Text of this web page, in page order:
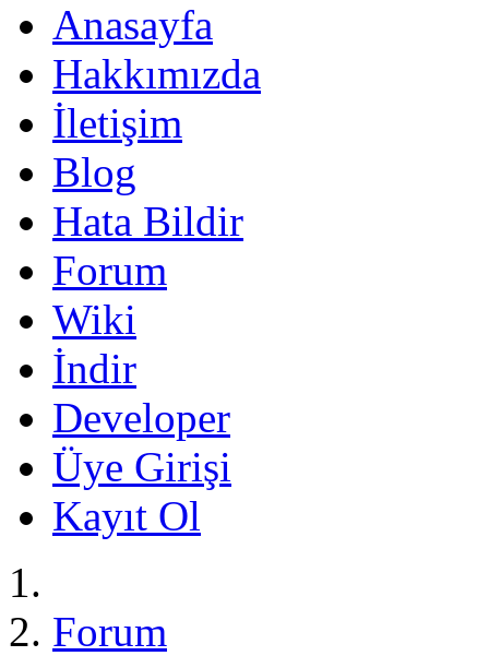
Anasayfa
Hakkımızda
İletişim
Blog
Hata Bildir
Forum
Wiki
İndir
Developer
Üye Girişi
Kayıt Ol
Forum